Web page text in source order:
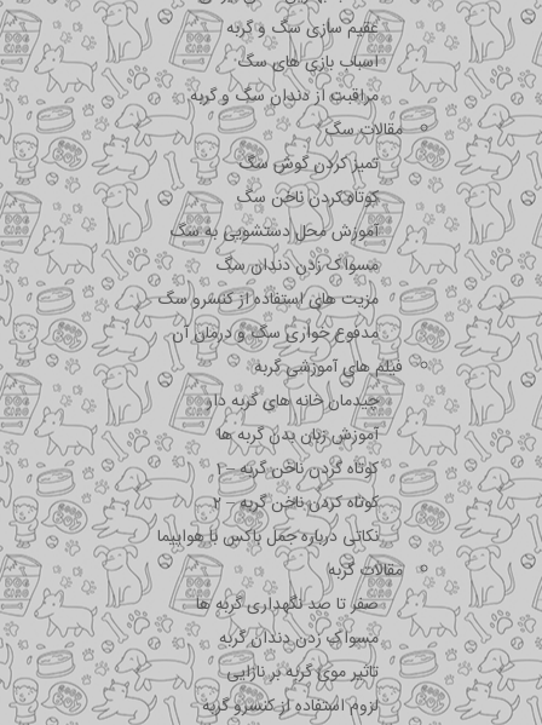
عقیم سازی سگ و گربه
اسباب بازی های سگ
مراقبت از دندان سگ و گربه
مقالات سگ
تمیز کردن گوش سگ
کوتاه کردن ناخن سگ
آموزش محل دستشویی به سگ
مسواک زدن دندان سگ
مزیت های استفاده از کنسرو سگ
مدفوع خواری سگ و درمان آن
فیلم های آموزشی گربه
چیدمان خانه های گربه دار
آموزش زبان بدن گربه ها
کوتاه کردن ناخن گربه – 1
کوتاه کردن ناخن گربه – 2
نکاتی درباره جمل باکس با هواپیما
مقالات گربه
صفر تا صد نگهداری گربه ها
مسواک زدن دندان گربه
تاثیر موی گربه بر نازایی
لزوم استفاده از کنسرو گربه